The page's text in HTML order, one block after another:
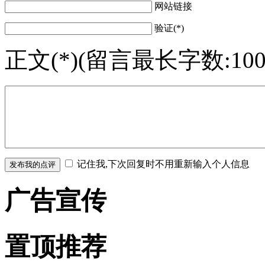
网站链接
验证(*)
正文(*)(留言最长字数
记住我,下次回复时不用重新输入个人信息
广告宣传
置顶推荐